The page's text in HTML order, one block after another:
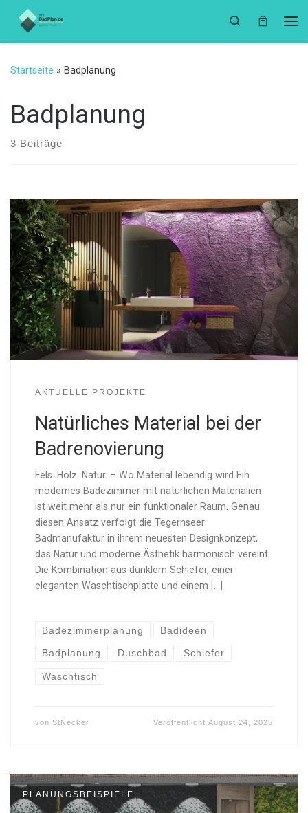
Zum Inhalt springen
Search
Startseite » Badplanung
Badplanung
3 Beiträge
AKTUELLE PROJEKTE
Natürliches Material bei der
Badrenovierung
Fels. Holz. Natur. – Wo Material lebendig wird Ein
modernes Badezimmer mit natürlichen Materialien
ist weit mehr als nur ein funktionaler Raum. Genau
diesen Ansatz verfolgt die Tegernseer
Badmanufaktur in ihrem neuesten Designkonzept,
das Natur und moderne Ästhetik harmonisch vereint.
Die Kombination aus dunklem Schiefer, einer
eleganten Waschtischplatte und einem [...]
Badezimmerplanung Badideen
Badplanung Duschbad Schiefer
Waschtisch
von StNecker VeröffentlichtAugust 24, 2025
PLANUNGSBEISPIELE